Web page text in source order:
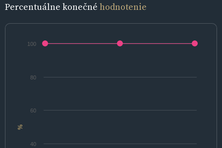
Percentuálne konečné hodnotenie
%
40
60
80
100